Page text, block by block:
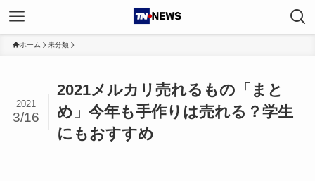
ホーム 未分類
2021メルカリ売れるもの「まと
め」今年も手作りは売れる？学生
にもおすすめ
2021
3/16